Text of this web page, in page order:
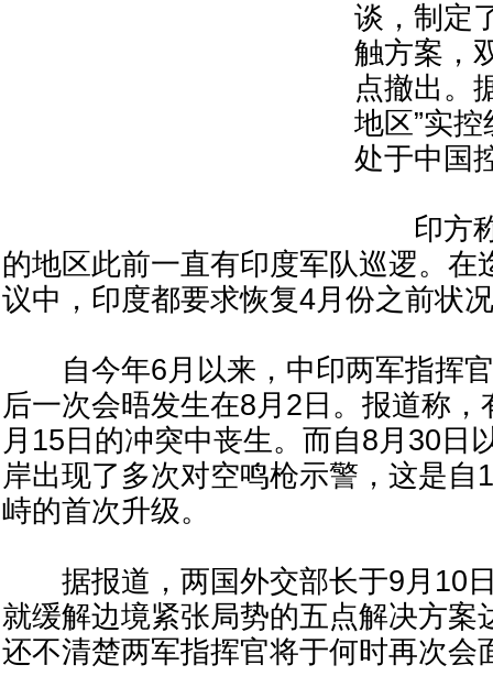
谈，制定
触方案，
点撤出。
地区”实
处于中
印方称
的地区此前一直有印度军队巡逻。在
议中，印度都要求恢复4月份之前状
自今年6月以来，中印两军指挥官
后一次会晤发生在8月2日。报道称
月15日的冲突中丧生。而自8月30日
岸出现了多次对空鸣枪示警，这是自
峙的首次升级。
据报道，两国外交部长于9月10
就缓解边境紧张局势的五点解决方案
还不清楚两军指挥官将于何时再次会